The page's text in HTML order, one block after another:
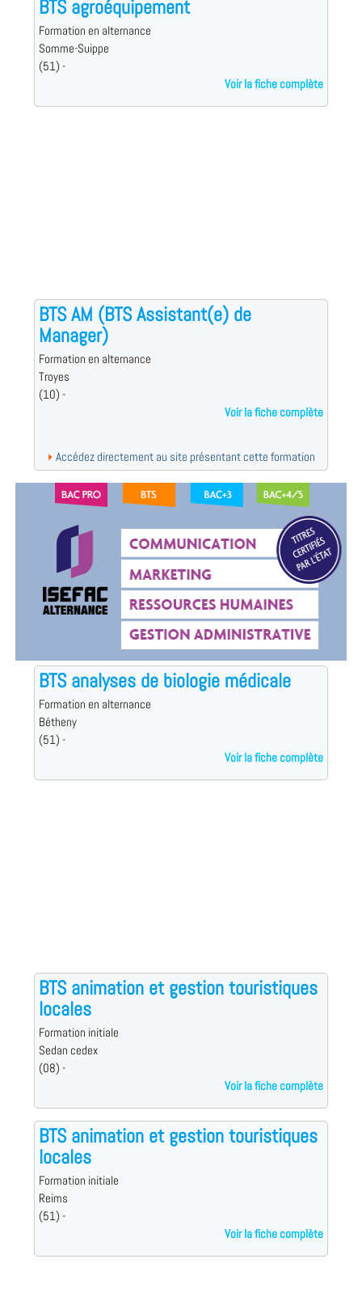
BTS agroéquipement
Formation en alternance
Somme-Suippe
(51) -
Voir la fiche complète
BTS AM (BTS Assistant(e) de
Manager)
Formation en alternance
Troyes
(10) -
Voir la fiche complète
Accédez directement au site présentant cette formation
BTS analyses de biologie médicale
Formation en alternance
Bétheny
(51) -
Voir la fiche complète
BTS animation et gestion touristiques
locales
Formation initiale
Sedan cedex
(08) -
Voir la fiche complète
BTS animation et gestion touristiques
locales
Formation initiale
Reims
(51) -
Voir la fiche complète